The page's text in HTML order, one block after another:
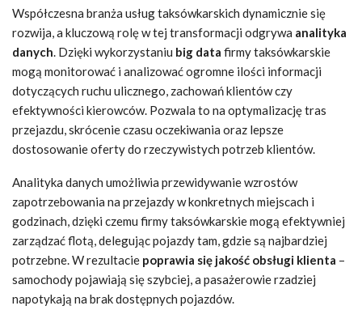
Współczesna branża usług taksówkarskich dynamicznie się
rozwija, a kluczową rolę w tej transformacji odgrywa analityka
danych. Dzięki wykorzystaniu big data firmy taksówkarskie
mogą monitorować i analizować ogromne ilości informacji
dotyczących ruchu ulicznego, zachowań klientów czy
efektywności kierowców. Pozwala to na optymalizację tras
przejazdu, skrócenie czasu oczekiwania oraz lepsze
dostosowanie oferty do rzeczywistych potrzeb klientów.
Analityka danych umożliwia przewidywanie wzrostów
zapotrzebowania na przejazdy w konkretnych miejscach i
godzinach, dzięki czemu firmy taksówkarskie mogą efektywniej
zarządzać flotą, delegując pojazdy tam, gdzie są najbardziej
potrzebne. W rezultacie poprawia się jakość obsługi klienta –
samochody pojawiają się szybciej, a pasażerowie rzadziej
napotykają na brak dostępnych pojazdów.